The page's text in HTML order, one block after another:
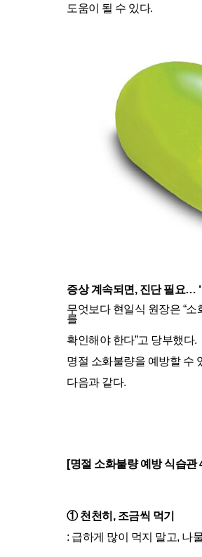
도움이 될 수 있다.
증상 계속되면, 진단 필요…
무엇보다 현일식 원장은 “
를
확인해야 한다”고 당부했다.
명절 소화불량을 예방할 수
다음과 같다.
[명절 소화불량 예방 식습관
① 천천히, 조금씩 먹기
: 급하게 많이 먹지 말고, 나